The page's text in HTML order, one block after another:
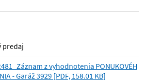
predaj
z vyhodnotenia PONUKOVÉH
- Garáž 3929 [PDF, 158.01 KB]